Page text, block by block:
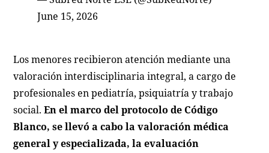
June 15, 2026
Los menores recibieron atención mediante una
valoración interdisciplinaria integral, a cargo de
profesionales en pediatría, psiquiatría y trabajo
social.En el marco del protocolo de Código
Blanco, se llevó a cabo la valoración médica
general y especializada, la evaluación